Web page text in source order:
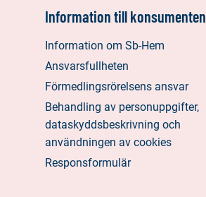
Information till konsumenten
Information om Sb-Hem
Ansvarsfullheten
Förmedlingsrörelsens ansvar
Behandling av personuppgifter,
dataskyddsbeskrivning och
användningen av cookies
Responsformulär